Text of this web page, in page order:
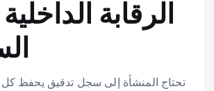
الرقابة
تحتاج المنشأة إلى سجل تدقيق يحفظ